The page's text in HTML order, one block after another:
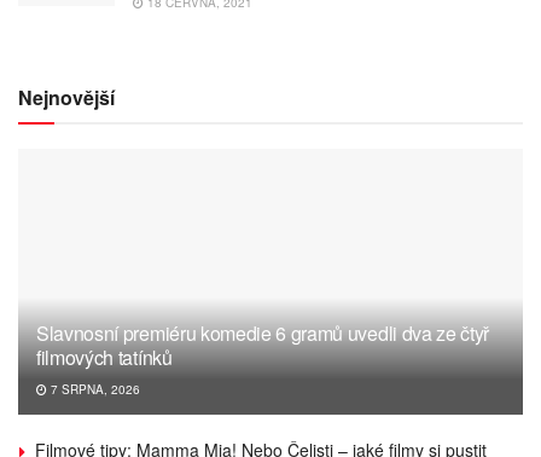
Nejnovější
Slavnosní premiéru komedie 6 gramů uvedli dva ze čtyř
filmových tatínků
7 SRPNA, 2026
Filmové tipy: Mamma Mia! Nebo Čelisti – jaké filmy si pustit